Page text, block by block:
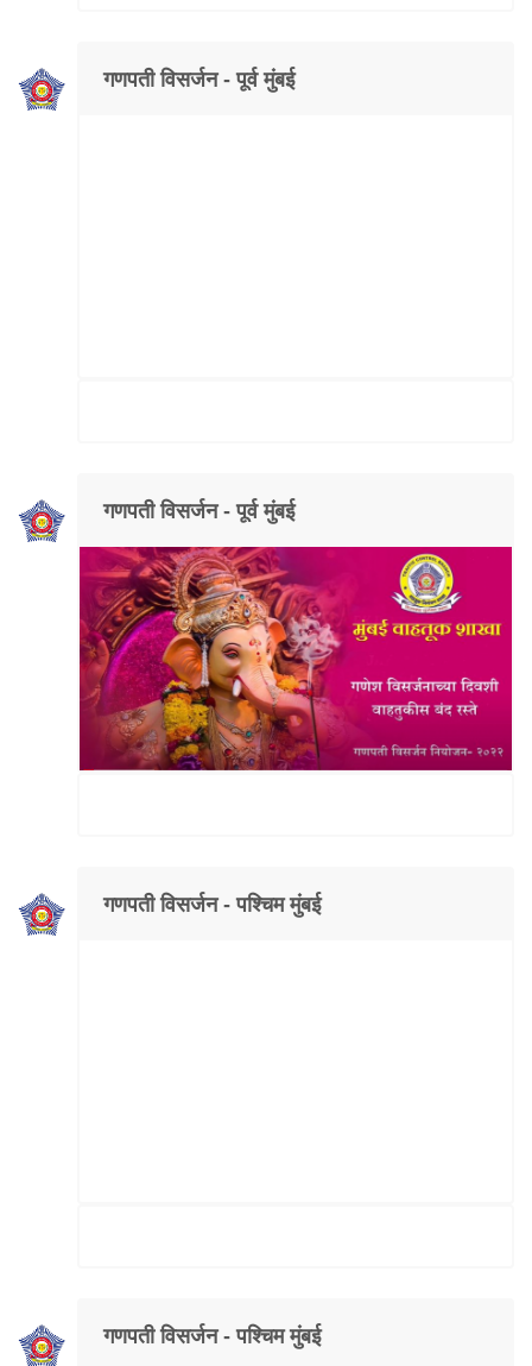
गणपती विसर्जन - पूर्व मुंबई
गणपती विसर्जन - पूर्व मुंबई
गणपती विसर्जन - पश्चिम मुंबई
गणपती विसर्जन - पश्चिम मुंबई